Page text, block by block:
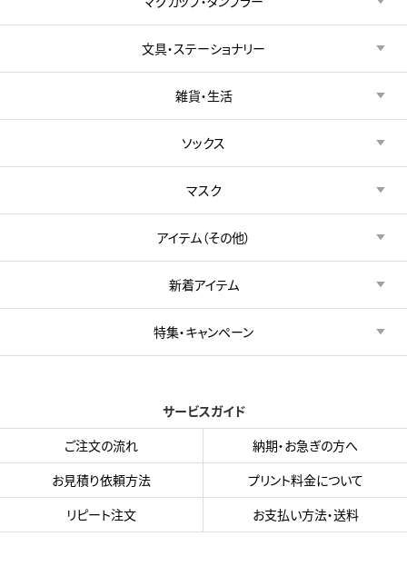
文具・ステーショナリー
雑貨・生活
ソックス
マスク
アイテム（その他）
新着アイテム
特集・キャンペーン
サービスガイド
ご注文の流れ
納期・お急ぎの方へ
お見積り依頼方法
プリント料金について
リピート注文
お支払い方法・送料